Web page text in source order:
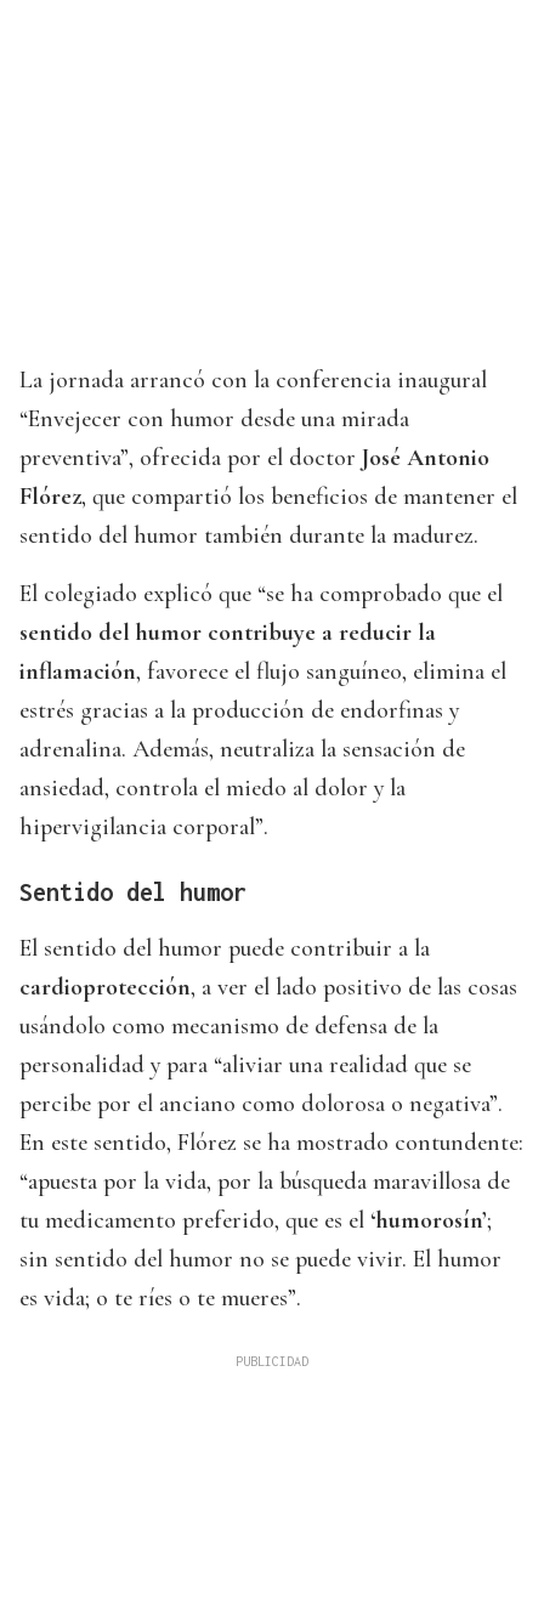
La jornada arrancó con la conferencia inaugural
“Envejecer con humor desde una mirada
preventiva”, ofrecida por el doctor José Antonio
Flórez, que compartió los beneficios de mantener el
sentido del humor también durante la madurez.
El colegiado explicó que “se ha comprobado que el
sentido del humor contribuye a reducir la
inflamación, favorece el flujo sanguíneo, elimina el
estrés gracias a la producción de endorfinas y
adrenalina. Además, neutraliza la sensación de
ansiedad, controla el miedo al dolor y la
hipervigilancia corporal”.
Sentido del humor
El sentido del humor puede contribuir a la
cardioprotección, a ver el lado positivo de las cosas
usándolo como mecanismo de defensa de la
personalidad y para “aliviar una realidad que se
percibe por el anciano como dolorosa o negativa”.
En este sentido, Flórez se ha mostrado contundente:
“apuesta por la vida, por la búsqueda maravillosa de
tu medicamento preferido, que es el ‘humorosín’;
sin sentido del humor no se puede vivir. El humor
es vida; o te ríes o te mueres”.